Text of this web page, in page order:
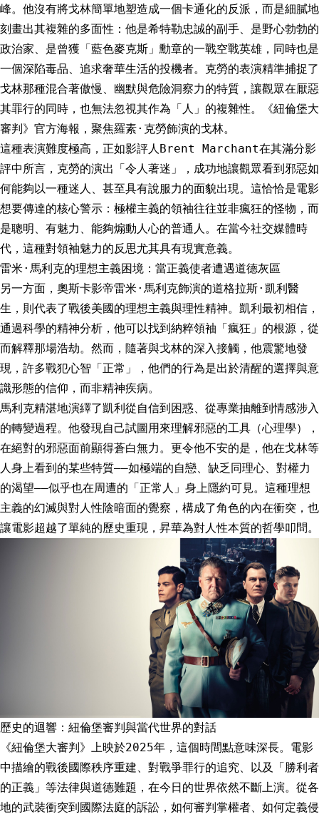
峰。他沒有將戈林簡單地塑造成一個卡通化的反派，而是細膩地
刻畫出其複雜的多面性：他是希特勒忠誠的副手、是野心勃勃的
政治家、是曾獲「藍色麥克斯」勳章的一戰空戰英雄，同時也是
一個深陷毒品、追求奢華生活的投機者。克勞的表演精準捕捉了
戈林那種混合著傲慢、幽默與危險洞察力的特質，讓觀眾在厭惡
其罪行的同時，也無法忽視其作為「人」的複雜性。《紐倫堡大
審判》官方海報，聚焦羅素·克勞飾演的戈林。
這種表演難度極高，正如影評人Brent Marchant在其滿分影
評中所言，克勞的演出「令人著迷」，成功地讓觀眾看到邪惡如
何能夠以一種迷人、甚至具有說服力的面貌出現。這恰恰是電影
想要傳達的核心警示：極權主義的領袖往往並非瘋狂的怪物，而
是聰明、有魅力、能夠煽動人心的普通人。在當今社交媒體時
代，這種對領袖魅力的反思尤其具有現實意義。
雷米·馬利克的理想主義困境：當正義使者遭遇道德灰區
另一方面，奧斯卡影帝雷米·馬利克飾演的道格拉斯·凱利醫
生，則代表了戰後美國的理想主義與理性精神。凱利最初相信，
通過科學的精神分析，他可以找到納粹領袖「瘋狂」的根源，從
而解釋那場浩劫。然而，隨著與戈林的深入接觸，他震驚地發
現，許多戰犯心智「正常」，他們的行為是出於清醒的選擇與意
識形態的信仰，而非精神疾病。
馬利克精湛地演繹了凱利從自信到困惑、從專業抽離到情感涉入
的轉變過程。他發現自己試圖用來理解邪惡的工具（心理學），
在絕對的邪惡面前顯得蒼白無力。更令他不安的是，他在戈林等
人身上看到的某些特質——如極端的自戀、缺乏同理心、對權力
的渴望——似乎也在周遭的「正常人」身上隱約可見。這種理想
主義的幻滅與對人性陰暗面的覺察，構成了角色的內在衝突，也
讓電影超越了單純的歷史重現，昇華為對人性本質的哲學叩問。
歷史的迴響：紐倫堡審判與當代世界的對話
《紐倫堡大審判》上映於2025年，這個時間點意味深長。電影
中描繪的戰後國際秩序重建、對戰爭罪行的追究、以及「勝利者
的正義」等法律與道德難題，在今日的世界依然不斷上演。從各
地的武裝衝突到國際法庭的訴訟，如何審判掌權者、如何定義侵